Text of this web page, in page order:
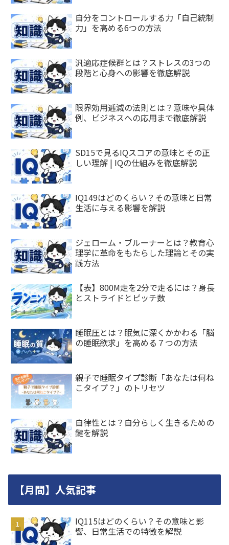
自分をコントロールする力「自己統制
力」を高める6つの方法
汎適応症候群とは？ストレスの3つの
段階と心身への影響を徹底解説
限界効用逓減の法則とは？意味や具体
例、ビジネスへの応用まで徹底解説
SD15で見るIQスコアの意味とその正
しい理解 | IQの仕組みを徹底解説
IQ149はどのくらい？その意味と日常
生活に与える影響を解説
ジェローム・ブルーナーとは？教育心
理学に革命をもたらした理論とその実
践方法
【表】800M走を2分で走るには？身長
とストライドとピッチ数
睡眠圧とは？眠気に深くかかわる「脳
の睡眠欲求」を高める７つの方法
親子で睡眠タイプ診断「あなたは何ね
こタイプ？」のトリセツ
自律性とは？自分らしく生きるための
鍵を解説
【月間】人気記事
IQ115はどのくらい？その意味と影
響、日常生活での特徴を解説